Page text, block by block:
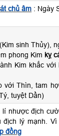
chủ âm : Ngày
sinh Thủy),
phong Kim kỵ
Kim khắc với
với Thìn, tam
tuyệt Dần)
nhược địch
địch lý mạnh.
đồng